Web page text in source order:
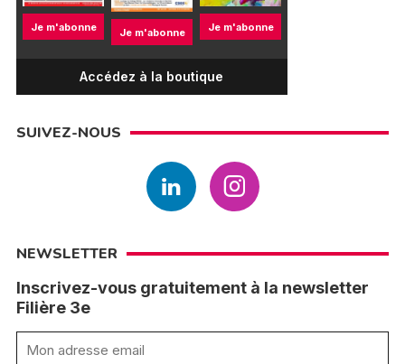
Je m'abonne Je m'abonne Je m'abonne
Accédez à la boutique
SUIVEZ-NOUS
NEWSLETTER
Inscrivez-vous gratuitement à la newsletter
Filière 3e